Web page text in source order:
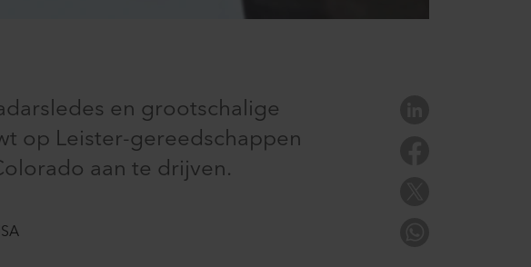
en grootschalige
op Leister-gereedschappen
aan te drijven.​